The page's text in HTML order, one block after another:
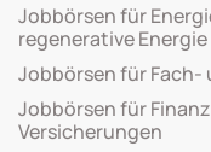
Jobbörsen für
regenerative Energie
Jobbörsen für Fach-
Jobbörsen für
Versicherungen